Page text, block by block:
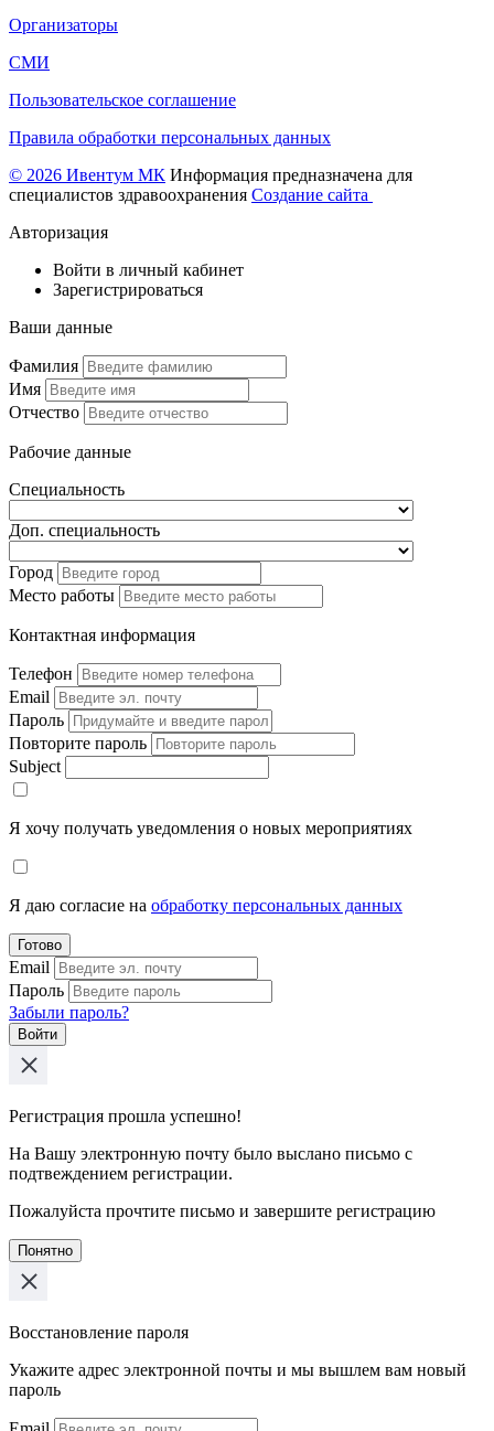
Организаторы
СМИ
Пользовательское соглашение
Правила обработки персональных данных
© 2026 Ивентум МК Информация предназначена для
специалистов здравоохранения Создание сайта
Авторизация
Войти в личный кабинет
Зарегистрироваться
Ваши данные
Фамилия
Имя
Отчество
Рабочие данные
Специальность
Доп. специальность
Город
Место работы
Контактная информация
Телефон
Email
Пароль
Повторите пароль
Subject
Я хочу получать уведомления о новых мероприятиях
Я даю согласие на обработку персональных данных
Готово
Email
Пароль
Забыли пароль?
Войти
Регистрация прошла успешно!
На Вашу электронную почту было выслано письмо с
подтвеждением регистрации.
Пожалуйста прочтите письмо и завершите регистрацию
Понятно
Восстановление пароля
Укажите адрес электронной почты и мы вышлем вам новый
пароль